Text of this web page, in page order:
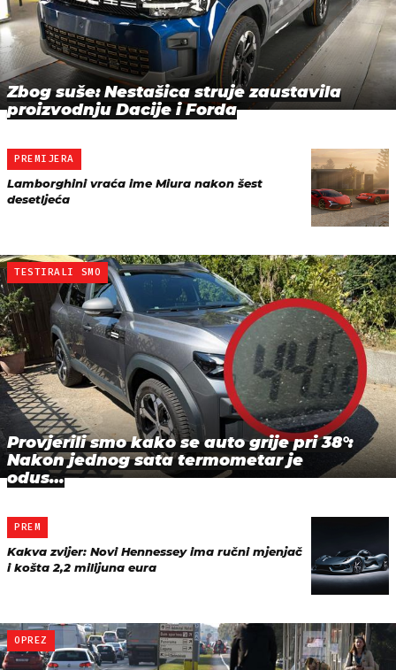
Zbog suše: Nestašica struje zaustavila
proizvodnju Dacije i Forda
PREMIJERA
Lamborghini vraća ime Miura nakon šest
desetljeća
TESTIRALI SMO
Provjerili smo kako se auto grije pri 38°:
Nakon jednog sata termometar je
odus…
PREM
Kakva zvijer: Novi Hennessey ima ručni mjenjač
i košta 2,2 milijuna eura
OPREZ